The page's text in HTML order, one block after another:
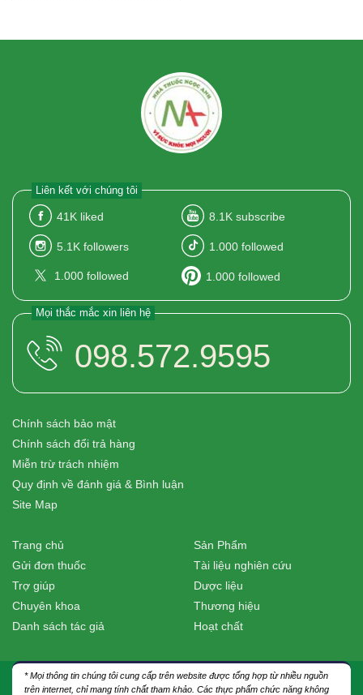
Liên kết với chúng tôi
41K liked 8.1K subscribe
5.1K followers 1.000 followed
1.000 followed 1.000 followed
Mọi thắc mắc xin liên hệ
098.572.9595
Chính sách bảo mật
Chính sách đổi trả hàng
Miễn trừ trách nhiệm
Quy định về đánh giá & Bình luận
Site Map
Trang chủ
Gửi đơn thuốc
Trợ giúp
Chuyên khoa
Danh sách tác giả
Sản Phẩm
Tài liệu nghiên cứu
Dược liệu
Thương hiệu
Hoạt chất
* Mọi thông tin chúng tôi cung cấp trên website được tổng hợp từ nhiều nguồn
trên internet, chỉ mang tính chất tham khảo. Các thực phẩm chức năng không